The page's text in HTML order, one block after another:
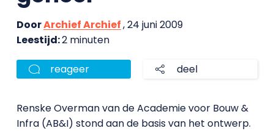
DoorArchief Archief, 24 juni 2009
Leestijd:2 minuten
reageer deel
Renske Overman van de Academie voor Bouw &
Infra (AB&I) stond aan de basis van het ontwerp.